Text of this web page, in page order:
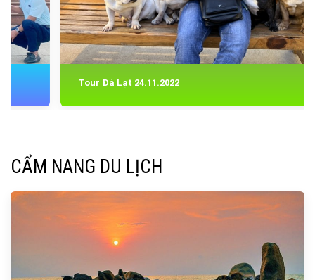
Tour Đà Lạt 24.11.2022
CẨM NANG DU LỊCH